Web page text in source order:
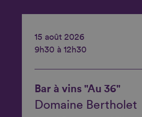
15 août 2026
9h30 à 12h30
Bar à vins "Au 36"
Domaine Bertholet